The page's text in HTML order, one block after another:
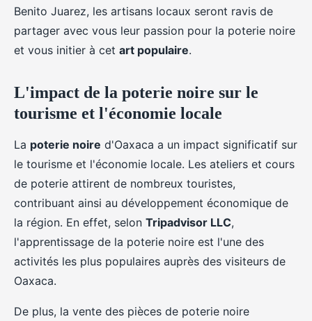
Benito Juarez, les artisans locaux seront ravis de
partager avec vous leur passion pour la poterie noire
et vous initier à cet art populaire.
L'impact de la poterie noire sur le
tourisme et l'économie locale
La poterie noire d'Oaxaca a un impact significatif sur
le tourisme et l'économie locale. Les ateliers et cours
de poterie attirent de nombreux touristes,
contribuant ainsi au développement économique de
la région. En effet, selon Tripadvisor LLC,
l'apprentissage de la poterie noire est l'une des
activités les plus populaires auprès des visiteurs de
Oaxaca.
De plus, la vente des pièces de poterie noire